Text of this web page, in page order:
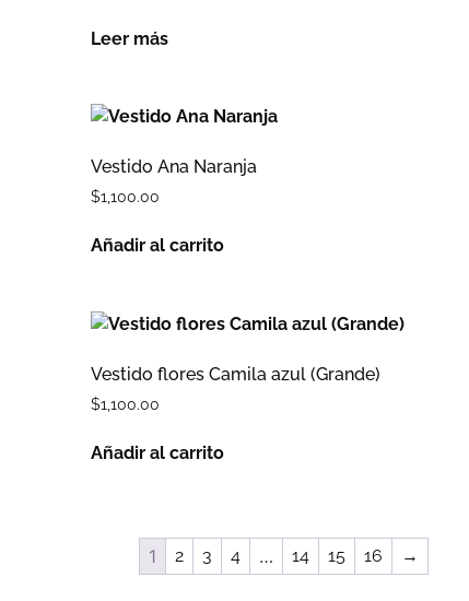
Leer más
Vestido Ana Naranja
$1,100.00
Añadir al carrito
Vestido flores Camila azul (Grande)
$1,100.00
Añadir al carrito
1 2 3 4 … 14 15 16 →